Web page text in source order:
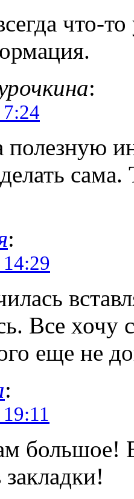
что-
:
полезную
:
Все хочу
еще не
:
большое!